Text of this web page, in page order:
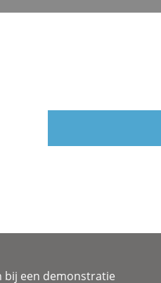
bij een demonstratie